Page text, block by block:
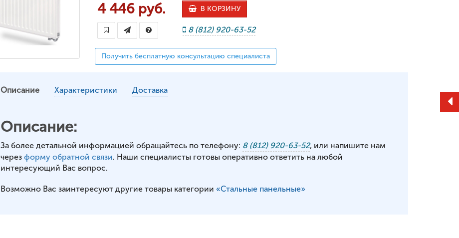
4 446 руб. В КОРЗИНУ
8 (812) 920-63-52
Получить бесплатную консультацию специалиста
Описание Характеристики Доставка
Описание:
За более детальной информацией обращайтесь по телефону: 8 (812) 920-63-52, или напишите нам
через форму обратной связи. Наши специалисты готовы оперативно ответить на любой
интересующий Вас вопрос.
Возможно Вас заинтересуют другие товары категории «Стальные панельные»